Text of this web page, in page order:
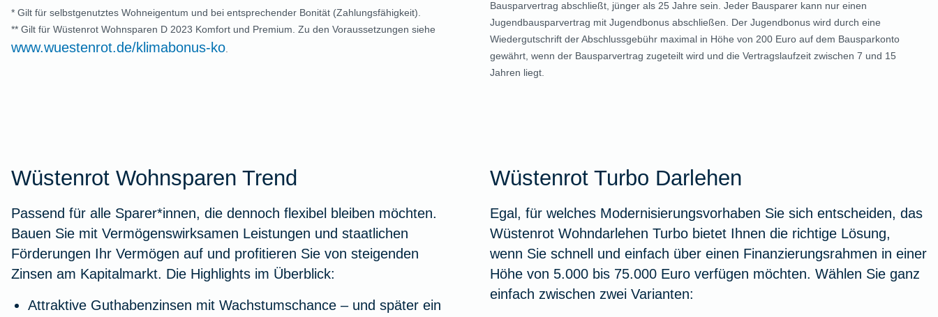
* Gilt für selbstgenutztes Wohneigentum und bei entsprechender Bonität (Zahlungsfähigkeit).
** Gilt für Wüstenrot Wohnsparen D 2023 Komfort und Premium. Zu den Voraussetzungen siehe
www.wuestenrot.de/klimabonus-ko.
Bausparvertrag abschließt, jünger als 25 Jahre sein. Jeder Bausparer kann nur einen
Jugendbausparvertrag mit Jugendbonus abschließen. Der Jugendbonus wird durch eine
Wiedergutschrift der Abschlussgebühr maximal in Höhe von 200 Euro auf dem Bausparkonto
gewährt, wenn der Bausparvertrag zugeteilt wird und die Vertragslaufzeit zwischen 7 und 15
Jahren liegt.
Wüstenrot Wohnsparen Trend
Passend für alle Sparer*innen, die dennoch flexibel bleiben möchten.
Bauen Sie mit Vermögenswirksamen Leistungen und staatlichen
Förderungen Ihr Vermögen auf und profitieren Sie von steigenden
Zinsen am Kapitalmarkt. Die Highlights im Überblick:
Attraktive Guthabenzinsen mit Wachstumschance – und später ein
Wüstenrot Turbo Darlehen
Egal, für welches Modernisierungsvorhaben Sie sich entscheiden, das
Wüstenrot Wohndarlehen Turbo bietet Ihnen die richtige Lösung,
wenn Sie schnell und einfach über einen Finanzierungsrahmen in einer
Höhe von 5.000 bis 75.000 Euro verfügen möchten. Wählen Sie ganz
einfach zwischen zwei Varianten: